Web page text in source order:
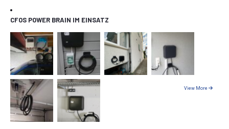
CFOS POWER BRAIN IM EINSATZ
View More